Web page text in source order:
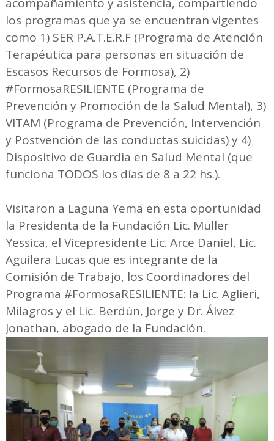
los programas que ya se encuentran vigentes
como 1) SER P.A.T.E.R.F (Programa de Atención
Terapéutica para personas en situación de
Escasos Recursos de Formosa), 2)
#FormosaRESILIENTE (Programa de
Prevención y Promoción de la Salud Mental), 3)
VITAM (Programa de Prevención, Intervención
y Postvención de las conductas suicidas) y 4)
Dispositivo de Guardia en Salud Mental (que
funciona TODOS los días de 8 a 22 hs.).
Visitaron a Laguna Yema en esta oportunidad
la Presidenta de la Fundación Lic. Müller
Yessica, el Vicepresidente Lic. Arce Daniel, Lic.
Aguilera Lucas que es integrante de la
Comisión de Trabajo, los Coordinadores del
Programa #FormosaRESILIENTE: la Lic. Aglieri,
Milagros y el Lic. Berdún, Jorge y Dr. Álvez
Jonathan, abogado de la Fundación.